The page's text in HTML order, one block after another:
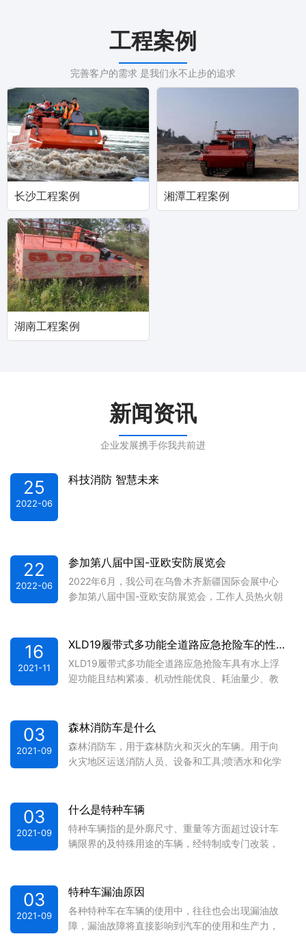
工程案例
完善客户的需求 是我们永不止步的追求
长沙工程案例 湘潭工程案例
湖南工程案例
新闻资讯
企业发展携手你我共前进
25
2022-06
科技消防 智慧未来
22
2022-06
参加第八届中国-亚欧安防展览会
2022年6月，我公司在乌鲁木齐新疆国际会展中心
参加第八届中国-亚欧安防展览会，工作人员热火朝
16
2021-11
XLD19履带式多功能全道路应急抢险车的性能和主要用途
XLD19履带式多功能全道路应急抢险车具有水上浮
迎功能且结构紧凑、机动性能优良、耗油量少、教
生时人员及物资的抢救，并能广泛应用于城市消
03
2021-09
森林消防车是什么
森林消防车，用于森林防火和灭火的车辆。用于向
火灾地区运送消防人员、设备和工具;喷洒水和化学
道。开带装置挂在后方,用于开出生土...
03
2021-09
什么是特种车辆
特种车辆指的是外廓尺寸、重量等方面超过设计车
辆限界的及特殊用途的车辆，经特制或专门改装，
种车型。指担负特种勤务并悬挂特种车辆号...
03
2021-09
特种车漏油原因
各种特种车在车辆的使用中，往往也会出现漏油故
障，漏油故障将直接影响到汽车的使用和生产力，